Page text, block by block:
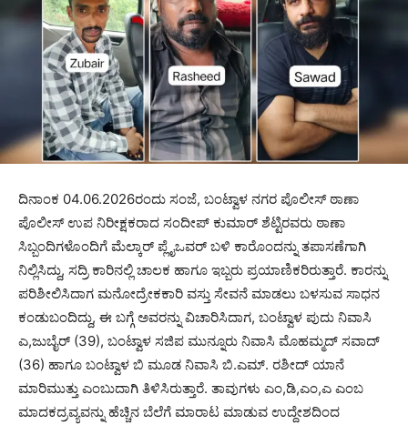
ದಿನಾಂಕ 04.06.2026ರಂದು ಸಂಜೆ, ಬಂಟ್ವಾಳ ನಗರ ಪೊಲೀಸ್ ಠಾಣಾ
ಪೊಲೀಸ್ ಉಪ ನಿರೀಕ್ಷಕರಾದ ಸಂದೀಪ್‌ ಕುಮಾರ್‌ ಶೆಟ್ಟಿರವರು ಠಾಣಾ
ಸಿಬ್ಬಂದಿಗಳೊಂದಿಗೆ ಮೆಲ್ಕಾರ್ ಪ್ಲೈಒವರ್ ಬಳಿ ಕಾರೊಂದನ್ನು ತಪಾಸಣೆಗಾಗಿ
ನಿಲ್ಲಿಸಿದ್ದು, ಸದ್ರಿ ಕಾರಿನಲ್ಲಿ ಚಾಲಕ ಹಾಗೂ ಇಬ್ಬರು ಪ್ರಯಾಣಿಕರಿರುತ್ತಾರೆ. ಕಾರನ್ನು
ಪರಿಶೀಲಿಸಿದಾಗ ಮನೋದ್ರೇಕಕಾರಿ ವಸ್ತು ಸೇವನೆ ಮಾಡಲು ಬಳಸುವ ಸಾಧನ
ಕಂಡುಬಂದಿದ್ದು, ಈ ಬಗ್ಗೆ ಅವರನ್ನು ವಿಚಾರಿಸಿದಾಗ, ಬಂಟ್ವಾಳ ಪುದು ನಿವಾಸಿ
ಎ,ಜುಬೈರ್ (39), ಬಂಟ್ವಾಳ ಸಜಿಪ ಮುನ್ನೂರು ನಿವಾಸಿ ಮೊಹಮ್ಮದ್ ಸವಾದ್
(36) ಹಾಗೂ ಬಂಟ್ವಾಳ ಬಿ ಮೂಡ ನಿವಾಸಿ ಬಿ.ಎಮ್. ರಶೀದ್ ಯಾನೆ
ಮಾರಿಮುತ್ತು ಎಂಬುದಾಗಿ ತಿಳಿಸಿರುತ್ತಾರೆ. ತಾವುಗಳು ಎಂ,ಡಿ,ಎಂ,ಎ ಎಂಬ
ಮಾದಕದ್ರವ್ಯವನ್ನು ಹೆಚ್ಚಿನ ಬೆಲೆಗೆ ಮಾರಾಟ ಮಾಡುವ ಉದ್ದೇಶದಿಂದ